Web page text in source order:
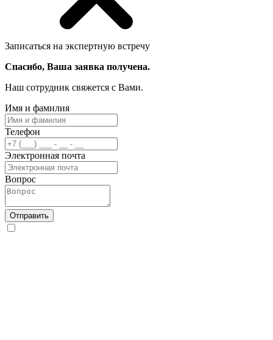
Записаться на экспертную встречу
Спасибо, Ваша заявка получена.
Наш сотрудник свяжется с Вами.
Имя и фамилия
Телефон
Электронная почта
Вопрос
Отправить